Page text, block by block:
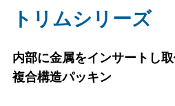
トリムシリーズ
内部に金属をインサートし
複合構造パッキン